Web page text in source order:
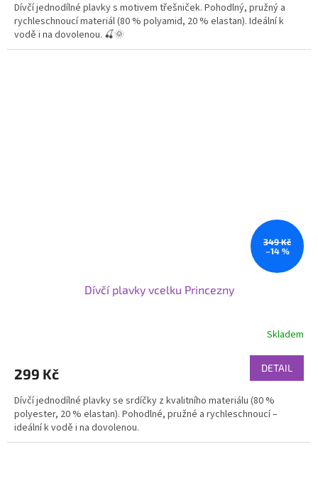
Dívčí jednodílné plavky s motivem třešniček. Pohodlný, pružný a
rychleschnoucí materiál (80 % polyamid, 20 % elastan). Ideální k
vodě i na dovolenou. 🍒🌞
349 Kč
–14 %
Dívčí plavky vcelku Princezny
Skladem
299 Kč DETAIL
Dívčí jednodílné plavky se srdíčky z kvalitního materiálu (80 %
polyester, 20 % elastan). Pohodlné, pružné a rychleschnoucí –
ideální k vodě i na dovolenou.